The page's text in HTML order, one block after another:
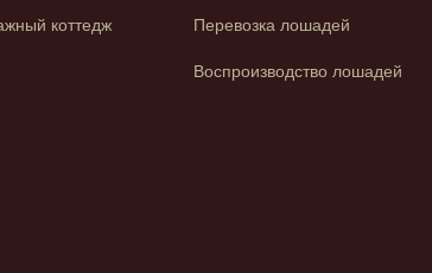
коттедж Перевозка лошадей
Воспроизводство лошадей